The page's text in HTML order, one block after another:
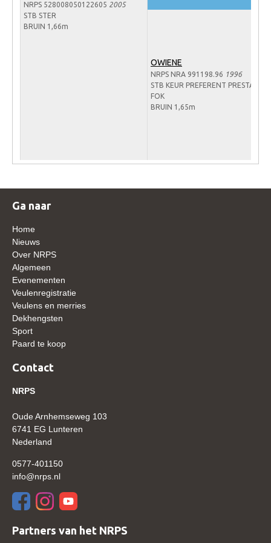
Veulens en merries
Zoek een NRPS paard
Informatie aan je paard of pony toevoegen
Informatie veulen registratie
WBSFH
Dekhengsten
HENGSTEN ONLINE
Hengstenselectie
ZADEL 2026
Verrichtingsonderzoek NRPS
Verrichtingsonderzoek 2025-2026
Verrichtingsonderzoek 2023-2024
NRPS 528008050122605 2005
STB STER
BRUIN 1,66m
OWIENE
NRPS NRA 991198.96 1996
STB KEUR PREFERENT PRESTATIE-
FOK
BRUIN 1,65m
Ga naar
Home
Nieuws
Over NRPS
Algemeen
Evenementen
Veulenregistratie
Veulens en merries
Dekhengsten
Sport
Paard te koop
Contact
NRPS
Oude Arnhemseweg 103
6741 EG Lunteren
Nederland
0577-401150
info@nrps.nl
Partners van het NRPS